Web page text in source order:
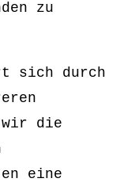
zu
sich durch
wir die
eine